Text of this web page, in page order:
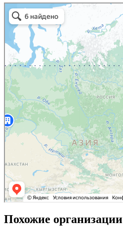
Похожие организации